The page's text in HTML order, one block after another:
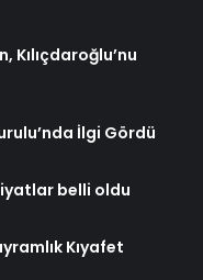
Kılıçdaroğlu’nu
İlgi Gördü
belli oldu
Kıyafet